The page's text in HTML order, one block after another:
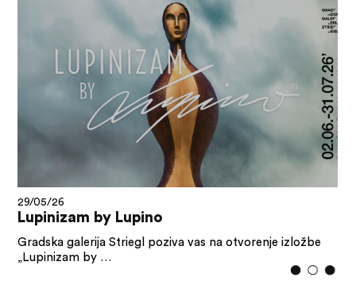
29/05/26
Lupinizam by Lupino
Gradska galerija Striegl poziva vas na otvorenje izložbe
„Lupinizam by …